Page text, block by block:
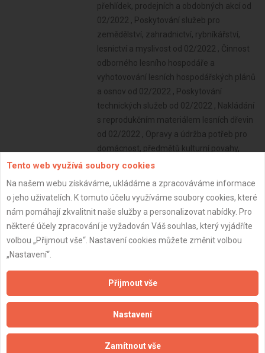
Tento web využívá soubory cookies
Na našem webu získáváme, ukládáme a zpracováváme informace
o jeho uživatelích. K tomuto účelu využíváme soubory cookies, které
nám pomáhají zkvalitnit naše služby a personalizovat nabídky. Pro
některé účely zpracování je vyžadován Váš souhlas, který vyjádříte
volbou „Přijmout vše“. Nastavení cookies můžete změnit volbou
„Nastavení“.
Přijmout vše
Nastavení
Zamítnout vše